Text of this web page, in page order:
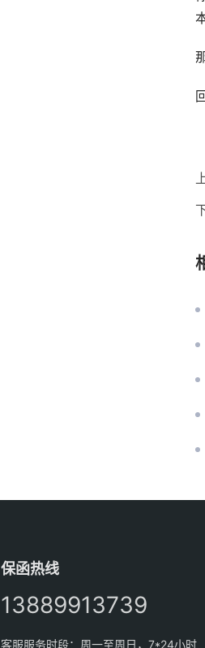
保函热线
13889913739
客服服务时段：周一至周日，7*24小时